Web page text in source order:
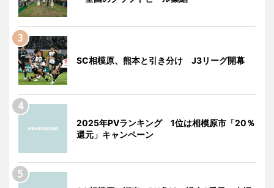
SC相模原、熊本と引き分け J3リーグ開幕
2025年PVランキング 1位は相模原市「20％
還元」キャンペーン